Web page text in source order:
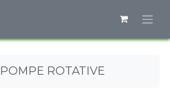
POMPE ROTATIVE